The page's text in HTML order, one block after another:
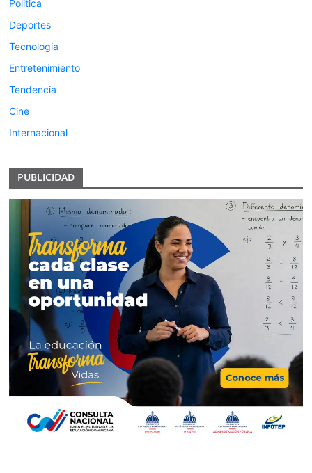
Politica
Deportes
Tecnologia
Entretenimiento
Tendencia
Cine
Internacional
PUBLICIDAD